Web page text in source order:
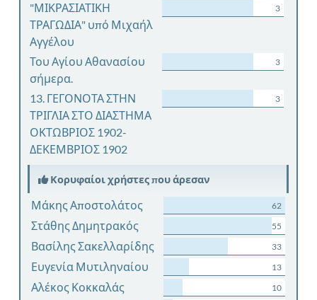
"ΜΙΚΡΑΣΙΑΤΙΚΗ
ΤΡΑΓΩΔΙΑ" υπό Μιχαήλ
Αγγέλου
3
Του Αγίου Αθανασίου
σήμερα.
3
13. ΓΕΓΟΝΟΤΑ ΣΤΗΝ
ΤΡΙΓΛΙΑ ΣΤΟ ΔΙΑΣΤΗΜΑ
ΟΚΤΩΒΡΙΟΣ 1902-
ΔΕΚΕΜΒΡΙΟΣ 1902
3
Κορυφαίοι χρήστες που άρεσαν
Μάκης Αποστολάτος 62
Στάθης Δημητρακός 55
Βασίλης Σακελλαρίδης 33
Ευγενία Μυτιληναίου 13
Αλέκος Κοκκαλάς 10